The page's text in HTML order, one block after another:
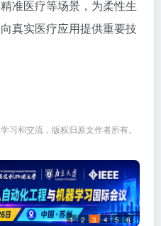
准医疗等场景，为柔性生
真实医疗应用提供重要技
习和交流，版权归原文作者所有。
1 2 3 4 5 6